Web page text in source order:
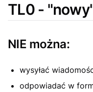
TL0 -
NIE można:
wysyłać
odpowiadać w